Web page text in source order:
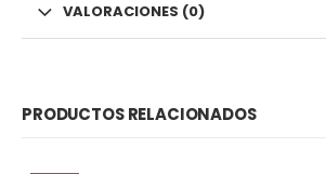
VALORACIONES (0)
PRODUCTOS RELACIONADOS